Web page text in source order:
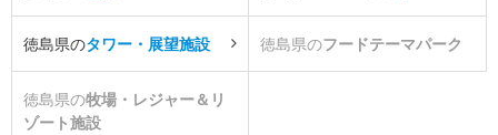
徳島県のタワー・展望施設 徳島県のフードテーマパーク
徳島県の牧場・レジャー＆リ
ゾート施設